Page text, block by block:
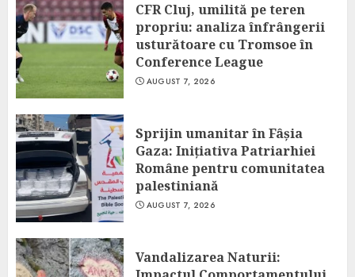
CFR Cluj, umilită pe teren
propriu: analiza înfrângerii
usturătoare cu Tromsoe în
Conference League
AUGUST 7, 2026
Sprijin umanitar în Fâșia
Gaza: Inițiativa Patriarhiei
Române pentru comunitatea
palestiniană
AUGUST 7, 2026
Vandalizarea Naturii: